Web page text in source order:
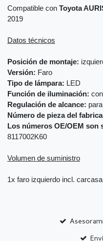
Compatible con Toyota
2019
Datos técnicos
Posición de montaje:
Versión: Faro
Tipo de lámpara: LED
Función de iluminación:
Regulación de alcance:
Número de pieza del
Los números OE/OEM
8117002K60
Volumen de suministro
1x faro izquierdo incl.